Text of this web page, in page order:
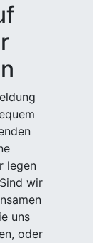
legen
wir
uns
oder